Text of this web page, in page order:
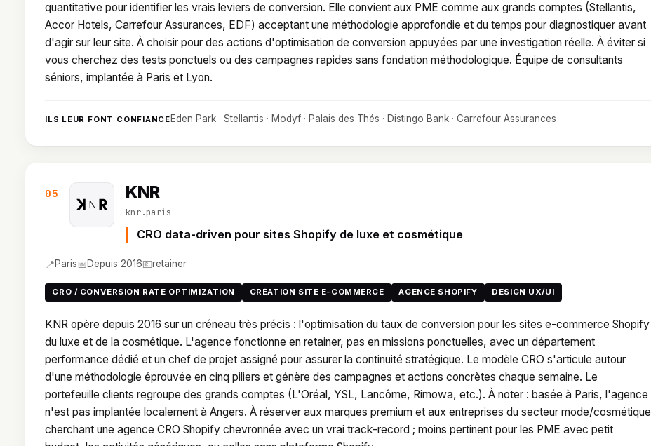
quantitative pour identifier les vrais leviers de conversion. Elle convient aux PME comme aux grands comptes (Stellantis,
Accor Hotels, Carrefour Assurances, EDF) acceptant une méthodologie approfondie et du temps pour diagnostiquer avant
d'agir sur leur site. À choisir pour des actions d'optimisation de conversion appuyées par une investigation réelle. À éviter si
vous cherchez des tests ponctuels ou des campagnes rapides sans fondation méthodologique. Équipe de consultants
séniors, implantée à Paris et Lyon.
ILS LEUR FONT CONFIANCE Eden Park · Stellantis · Modyf · Palais des Thés · Distingo Bank · Carrefour Assurances
05 KNR
knr.paris
CRO data-driven pour sites Shopify de luxe et cosmétique
📍Paris📅Depuis 2016💶retainer
CRO / CONVERSION RATE OPTIMIZATION CRÉATION SITE E-COMMERCE AGENCE SHOPIFY DESIGN UX/UI
KNR opère depuis 2016 sur un créneau très précis : l'optimisation du taux de conversion pour les sites e-commerce Shopify
du luxe et de la cosmétique. L'agence fonctionne en retainer, pas en missions ponctuelles, avec un département
performance dédié et un chef de projet assigné pour assurer la continuité stratégique. Le modèle CRO s'articule autour
d'une méthodologie éprouvée en cinq piliers et génère des campagnes et actions concrètes chaque semaine. Le
portefeuille clients regroupe des grands comptes (L'Oréal, YSL, Lancôme, Rimowa, etc.). À noter : basée à Paris, l'agence
n'est pas implantée localement à Angers. À réserver aux marques premium et aux entreprises du secteur mode/cosmétique
cherchant une agence CRO Shopify chevronnée avec un vrai track-record ; moins pertinent pour les PME avec petit